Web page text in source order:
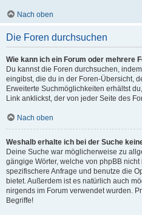
Nach oben
Die Foren durchsuchen
Wie kann ich ein Forum oder mehrere
Du kannst die Foren durchsuchen,
eingibst, die du in der Foren-Übersicht,
Erweiterte Suchmöglichkeiten erhältst
Link anklickst, der von jeder Seite des
Nach oben
Weshalb erhalte ich bei der Suche
Deine Suche war möglicherweise zu
gängige Wörter, welche von phpBB
spezifischere Anfrage und benutze die
bietet. Außerdem ist es natürlich auch
nirgends im Forum verwendet wurden.
Begriffe!